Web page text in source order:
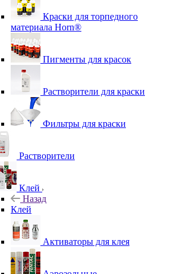
Краски для торпедного
материала Horn®
Пигменты для красок
Растворители для краски
Фильтры для краски
Растворители
Клей
Назад
Клей
Активаторы для клея